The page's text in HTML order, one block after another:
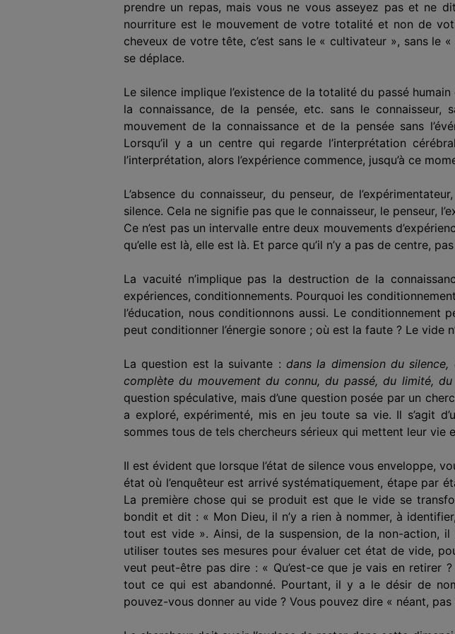
prendre un repas, mais vous ne vous asseyez pas et ne
nourriture est le mouvement de votre totalité et non de
cheveux de votre tête, c’est sans le « cultivateur », sans le
se déplace.
Le silence implique l’existence de la totalité du passé
la connaissance, de la pensée, etc. sans le connaisseur,
mouvement de la connaissance et de la pensée sans
Lorsqu’il y a un centre qui regarde l’interprétation
l’interprétation, alors l’expérience commence, jusqu’à ce
L’absence du connaisseur, du penseur, de
silence. Cela ne signifie pas que le connaisseur, le penseur,
Ce n’est pas un intervalle entre deux mouvements
qu’elle est là, elle est là. Et parce qu’il n’y a pas de centre,
La vacuité n’implique pas la destruction de la
expériences, conditionnements. Pourquoi les
l’éducation, nous conditionnons aussi. Le conditionnement
peut conditionner l’énergie sonore ; où est la faute ? Le vide
La question est la suivante : dans la dimension du
complète du mouvement du connu, du passé, du limité,
question spéculative, mais d’une question posée par un
a exploré, expérimenté, mis en jeu toute sa vie. Il s’agit
sommes tous de tels chercheurs sérieux qui mettent leur
Il est évident que lorsque l’état de silence vous enveloppe,
état où l’enquêteur est arrivé systématiquement, étape par
La première chose qui se produit est que le vide se
bondit et dit : « Mon Dieu, il n’y a rien à nommer, à
tout est vide ». Ainsi, de la suspension, de la non-action,
utiliser toutes ses mesures pour évaluer cet état de vide,
veut peut-être pas dire : « Qu’est-ce que je vais en retirer
tout ce qui est abandonné. Pourtant, il y a le désir de
pouvez-vous donner au vide ? Vous pouvez dire « néant, pas